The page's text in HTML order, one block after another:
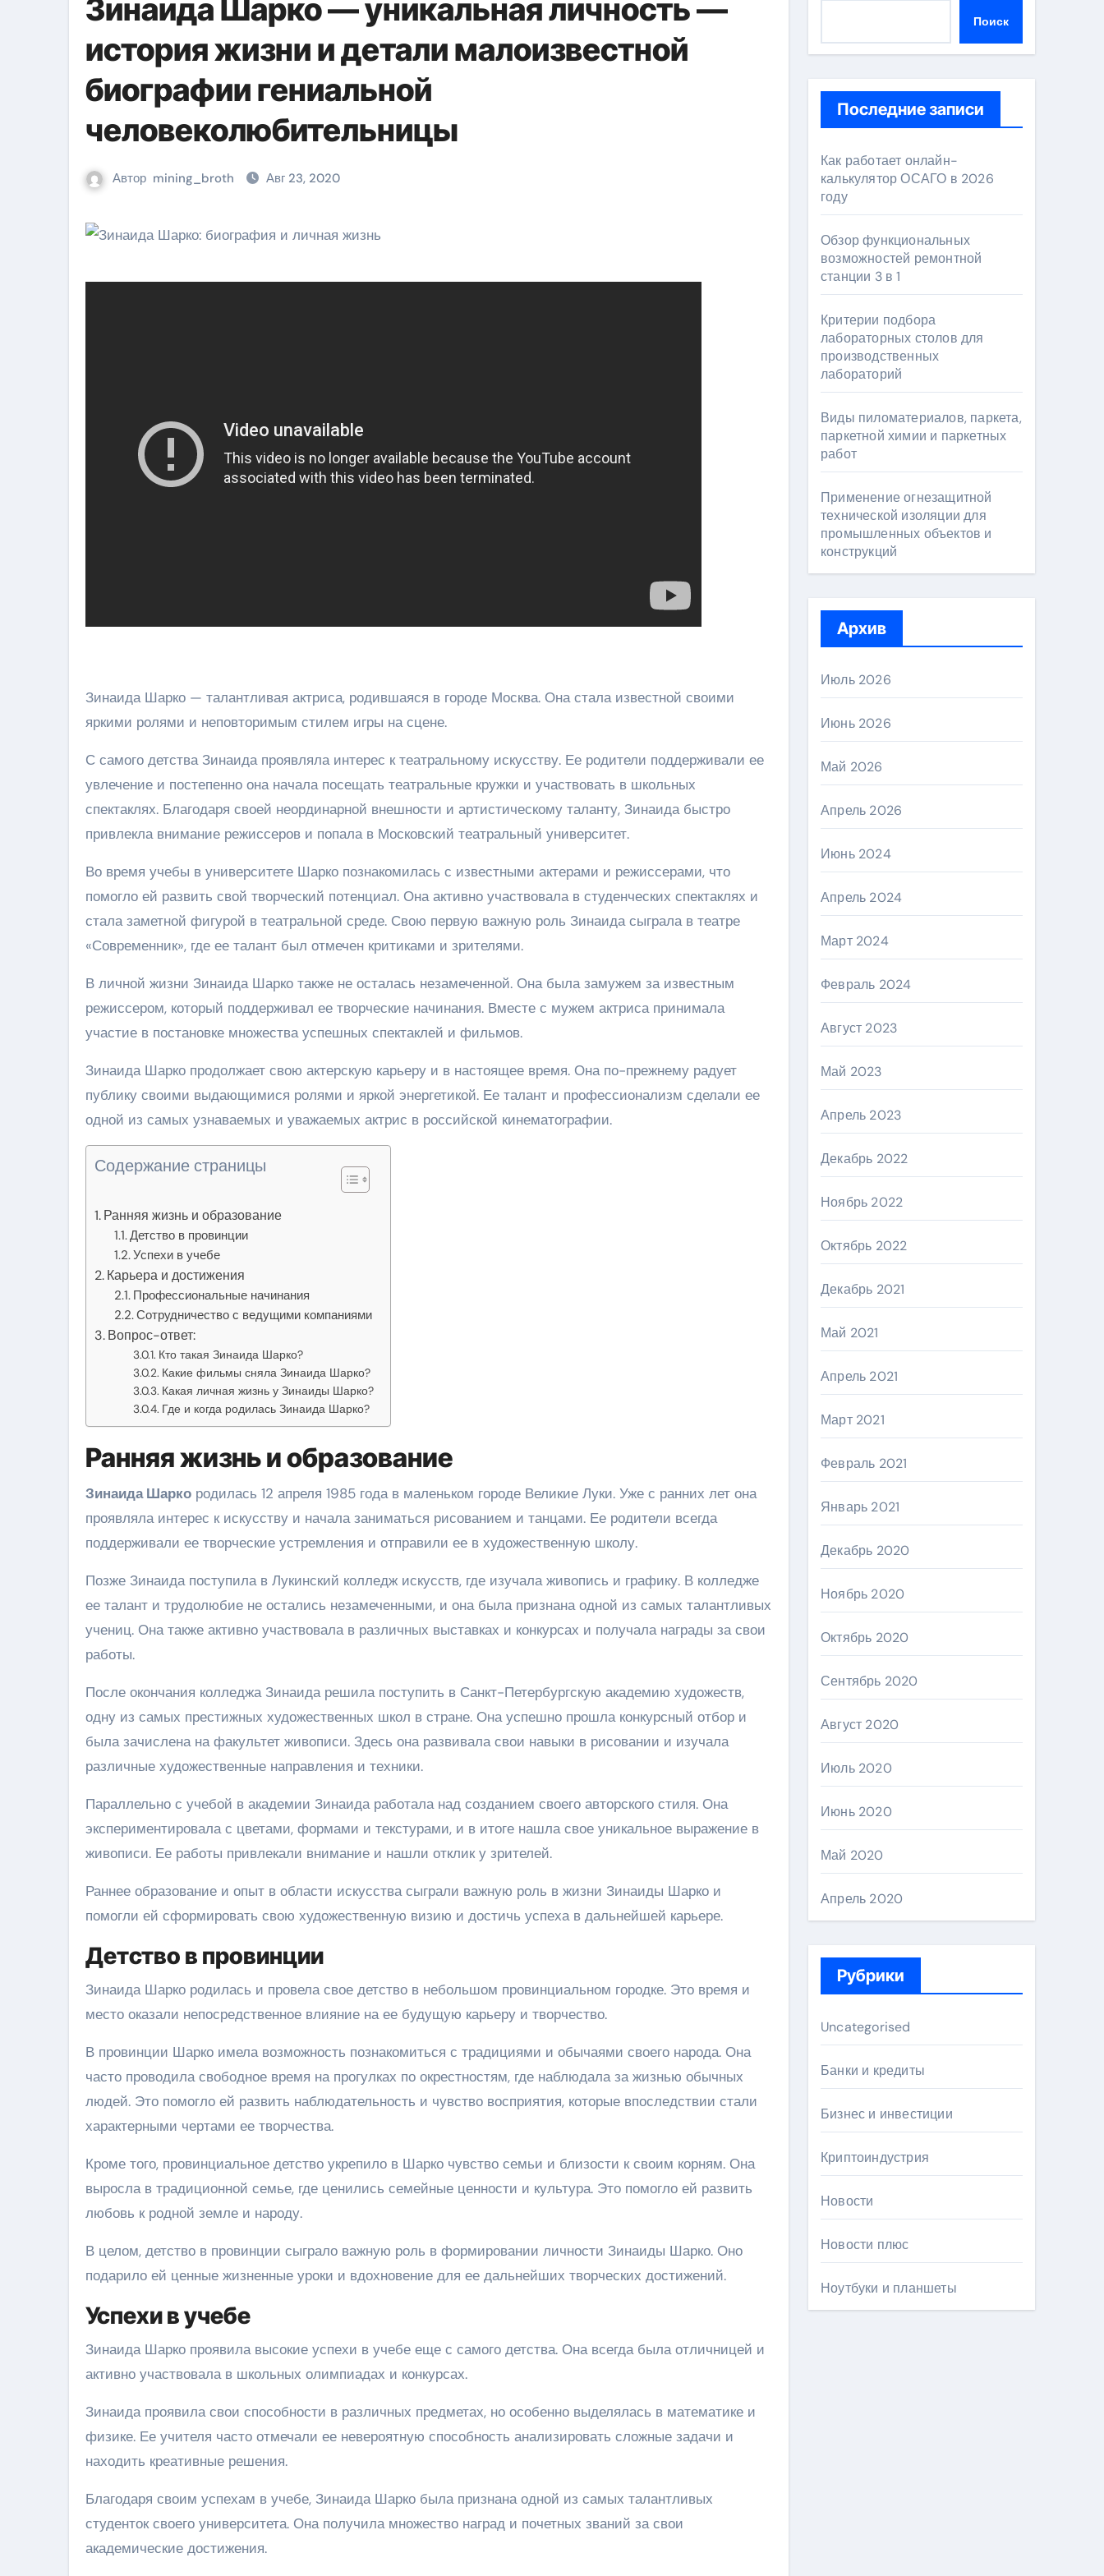
Зинаида Шарко — уникальная личность —
история жизни и детали малоизвестной
биографии гениальной
человеколюбительницы
Автор mining_broth Авг 23, 2020
Зинаида Шарко — талантливая актриса, родившаяся в городе Москва. Она стала известной своими
яркими ролями и неповторимым стилем игры на сцене.
С самого детства Зинаида проявляла интерес к театральному искусству. Ее родители поддерживали ее
увлечение и постепенно она начала посещать театральные кружки и участвовать в школьных
спектаклях. Благодаря своей неординарной внешности и артистическому таланту, Зинаида быстро
привлекла внимание режиссеров и попала в Московский театральный университет.
Во время учебы в университете Шарко познакомилась с известными актерами и режиссерами, что
помогло ей развить свой творческий потенциал. Она активно участвовала в студенческих спектаклях и
стала заметной фигурой в театральной среде. Свою первую важную роль Зинаида сыграла в театре
«Современник», где ее талант был отмечен критиками и зрителями.
В личной жизни Зинаида Шарко также не осталась незамеченной. Она была замужем за известным
режиссером, который поддерживал ее творческие начинания. Вместе с мужем актриса принимала
участие в постановке множества успешных спектаклей и фильмов.
Зинаида Шарко продолжает свою актерскую карьеру и в настоящее время. Она по-прежнему радует
публику своими выдающимися ролями и яркой энергетикой. Ее талант и профессионализм сделали ее
одной из самых узнаваемых и уважаемых актрис в российской кинематографии.
Содержание страницы
Ранняя жизнь и образование
Детство в провинции
Успехи в учебе
Карьера и достижения
Профессиональные начинания
Сотрудничество с ведущими компаниями
Вопрос-ответ:
Кто такая Зинаида Шарко?
Какие фильмы сняла Зинаида Шарко?
Какая личная жизнь у Зинаиды Шарко?
Где и когда родилась Зинаида Шарко?
Ранняя жизнь и образование
Зинаида Шарко родилась 12 апреля 1985 года в маленьком городе Великие Луки. Уже с ранних лет она
проявляла интерес к искусству и начала заниматься рисованием и танцами. Ее родители всегда
поддерживали ее творческие устремления и отправили ее в художественную школу.
Позже Зинаида поступила в Лукинский колледж искусств, где изучала живопись и графику. В колледже
ее талант и трудолюбие не остались незамеченными, и она была признана одной из самых талантливых
учениц. Она также активно участвовала в различных выставках и конкурсах и получала награды за свои
работы.
После окончания колледжа Зинаида решила поступить в Санкт-Петербургскую академию художеств,
одну из самых престижных художественных школ в стране. Она успешно прошла конкурсный отбор и
была зачислена на факультет живописи. Здесь она развивала свои навыки в рисовании и изучала
различные художественные направления и техники.
Параллельно с учебой в академии Зинаида работала над созданием своего авторского стиля. Она
экспериментировала с цветами, формами и текстурами, и в итоге нашла свое уникальное выражение в
живописи. Ее работы привлекали внимание и нашли отклик у зрителей.
Раннее образование и опыт в области искусства сыграли важную роль в жизни Зинаиды Шарко и
помогли ей сформировать свою художественную визию и достичь успеха в дальнейшей карьере.
Детство в провинции
Зинаида Шарко родилась и провела свое детство в небольшом провинциальном городке. Это время и
место оказали непосредственное влияние на ее будущую карьеру и творчество.
В провинции Шарко имела возможность познакомиться с традициями и обычаями своего народа. Она
часто проводила свободное время на прогулках по окрестностям, где наблюдала за жизнью обычных
людей. Это помогло ей развить наблюдательность и чувство восприятия, которые впоследствии стали
характерными чертами ее творчества.
Кроме того, провинциальное детство укрепило в Шарко чувство семьи и близости к своим корням. Она
выросла в традиционной семье, где ценились семейные ценности и культура. Это помогло ей развить
любовь к родной земле и народу.
В целом, детство в провинции сыграло важную роль в формировании личности Зинаиды Шарко. Оно
подарило ей ценные жизненные уроки и вдохновение для ее дальнейших творческих достижений.
Успехи в учебе
Зинаида Шарко проявила высокие успехи в учебе еще с самого детства. Она всегда была отличницей и
активно участвовала в школьных олимпиадах и конкурсах.
Зинаида проявила свои способности в различных предметах, но особенно выделялась в математике и
физике. Ее учителя часто отмечали ее невероятную способность анализировать сложные задачи и
находить креативные решения.
Благодаря своим успехам в учебе, Зинаида Шарко была признана одной из самых талантливых
студенток своего университета. Она получила множество наград и почетных званий за свои
академические достижения.
Поиск
Последние записи
Как работает онлайн-
калькулятор ОСАГО в 2026
году
Обзор функциональных
возможностей ремонтной
станции 3 в 1
Критерии подбора
лабораторных столов для
производственных
лабораторий
Виды пиломатериалов, паркета,
паркетной химии и паркетных
работ
Применение огнезащитной
технической изоляции для
промышленных объектов и
конструкций
Архив
Июль 2026
Июнь 2026
Май 2026
Апрель 2026
Июнь 2024
Апрель 2024
Март 2024
Февраль 2024
Август 2023
Май 2023
Апрель 2023
Декабрь 2022
Ноябрь 2022
Октябрь 2022
Декабрь 2021
Май 2021
Апрель 2021
Март 2021
Февраль 2021
Январь 2021
Декабрь 2020
Ноябрь 2020
Октябрь 2020
Сентябрь 2020
Август 2020
Июль 2020
Июнь 2020
Май 2020
Апрель 2020
Рубрики
Uncategorised
Банки и кредиты
Бизнес и инвестиции
Криптоиндустрия
Новости
Новости плюс
Ноутбуки и планшеты